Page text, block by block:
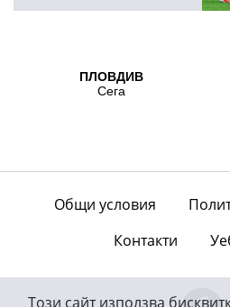
Общи условия
Контакти
Този сайт използва